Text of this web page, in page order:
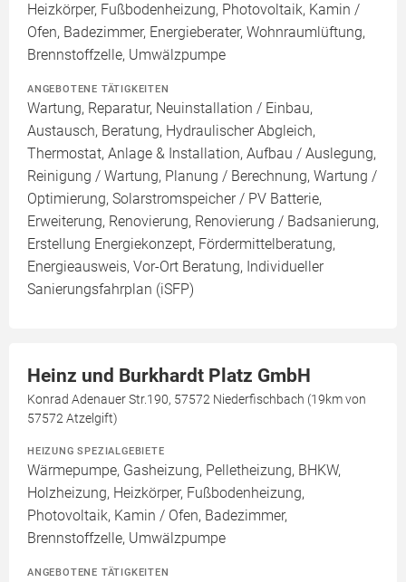
Heizkörper, Fußbodenheizung, Photovoltaik, Kamin /
Ofen, Badezimmer, Energieberater, Wohnraumlüftung,
Brennstoffzelle, Umwälzpumpe
ANGEBOTENE TÄTIGKEITEN
Wartung, Reparatur, Neuinstallation / Einbau,
Austausch, Beratung, Hydraulischer Abgleich,
Thermostat, Anlage & Installation, Aufbau / Auslegung,
Reinigung / Wartung, Planung / Berechnung, Wartung /
Optimierung, Solarstromspeicher / PV Batterie,
Erweiterung, Renovierung, Renovierung / Badsanierung,
Erstellung Energiekonzept, Fördermittelberatung,
Energieausweis, Vor-Ort Beratung, Individueller
Sanierungsfahrplan (iSFP)
Heinz und Burkhardt Platz GmbH
Konrad Adenauer Str.190, 57572 Niederfischbach (19km von
57572 Atzelgift)
HEIZUNG SPEZIALGEBIETE
Wärmepumpe, Gasheizung, Pelletheizung, BHKW,
Holzheizung, Heizkörper, Fußbodenheizung,
Photovoltaik, Kamin / Ofen, Badezimmer,
Brennstoffzelle, Umwälzpumpe
ANGEBOTENE TÄTIGKEITEN